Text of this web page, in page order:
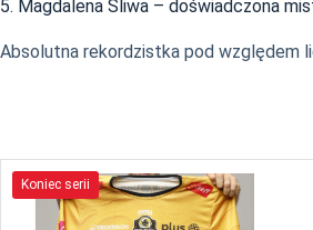
5. Magdalena Śliwa – doświadczona
Absolutna rekordzistka pod względem
Koniec serii